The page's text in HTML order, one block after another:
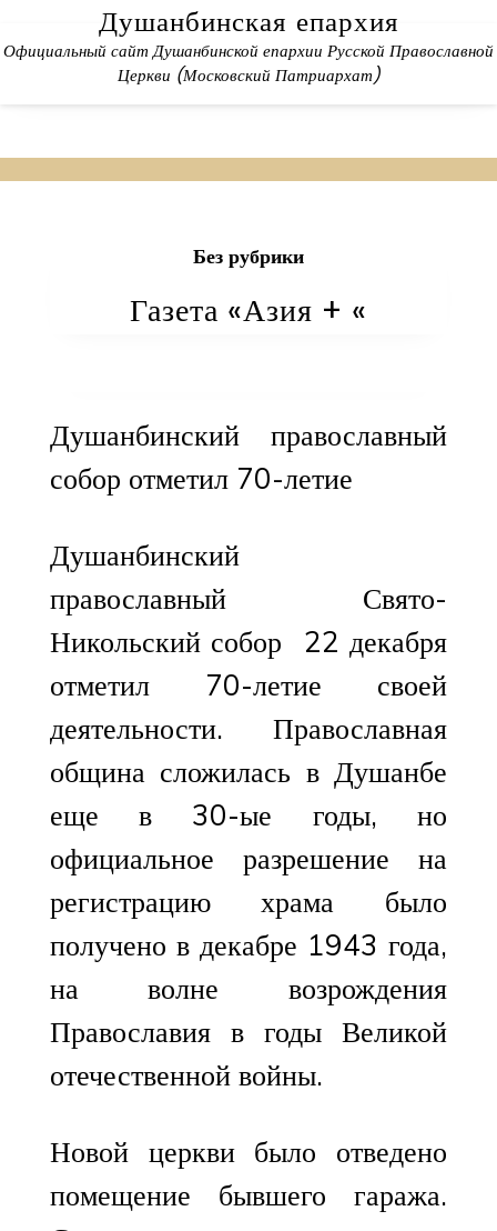
content
Душанбинская епархия
Официальный сайт Душанбинской епархии Русской Православной
Церкви (Московский Патриархат)
Без рубрики
Газета «Азия + «
Душанбинский православный
собор отметил 70-летие
Душанбинский
православный Свято-
Никольский собор 22 декабря
отметил 70-летие своей
деятельности. Православная
община сложилась в Душанбе
еще в 30-ые годы, но
официальное разрешение на
регистрацию храма было
получено в декабре 1943 года,
на волне возрождения
Православия в годы Великой
отечественной войны.
Новой церкви было отведено
помещение бывшего гаража.